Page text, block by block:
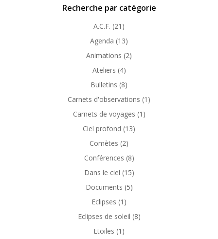
Recherche par catégorie
A.C.F. (21)
Agenda (13)
Animations (2)
Ateliers (4)
Bulletins (8)
Carnets d'observations (1)
Carnets de voyages (1)
Ciel profond (13)
Comètes (2)
Conférences (8)
Dans le ciel (15)
Documents (5)
Eclipses (1)
Eclipses de soleil (8)
Etoiles (1)